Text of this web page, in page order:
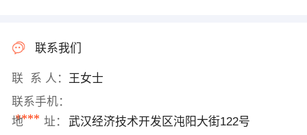
联系我们
联 系 人： 王女士
联系手机：
****
地 址： 武汉经济技术开发区沌阳大街122号